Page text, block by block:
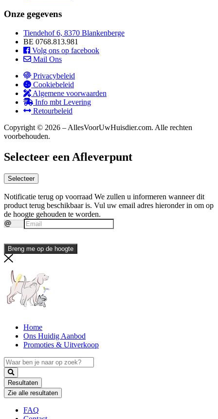
Onze gegevens
Tiendehof 6, 8370 Blankenberge
BE 0768.813.981
Volg ons op facebook
Mail Ons
Privacybeleid
Cookiebeleid
Algemene voorwaarden
Info mbt Levering
Retourbeleid
Copyright © 2026 – AllesVoorUwHuisdier.com. Alle rechten
voorbehouden.
Selecteer een Afleverpunt
Selecteer
Notificatie terug op voorraad We zullen u informeren wanneer dit
product terug beschikbaar is. Vul uw email adres hieronder in om op
de hoogte gehouden te worden.
Breng me op de hoogte
Home
Ons Huidig Aanbod
Promoties & Uitverkoop
Search
...
Resultaten
Zie alle resultaten
FAQ